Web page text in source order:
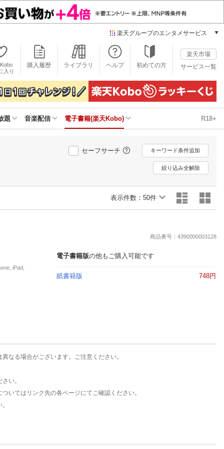
楽天グループのエンタメサービス
本/ゲーム/CD/DVD
楽天ブックス
電子書籍
楽天Kobo
雑誌読み放題
楽天ミュージック
動画配信
楽天TV
動画配信ガイド
Rチャンネル
エンタメニュース
入り
購入履歴 ライブラリ ヘルプ 初めての方
楽天市場
サービス一覧
題 音楽配信 電子書籍(楽天Kobo) R18+
セーフサーチ キーワード条件追加
絞り込み全解除
表示件数： 50件
商品番号：4390000003128
iPad,
電子書籍版の他もご購入可能です
紙書籍版 748円
なる場合がございます。ご注意ください。
い。
いてはリンク先の各ページにてご確認ください。